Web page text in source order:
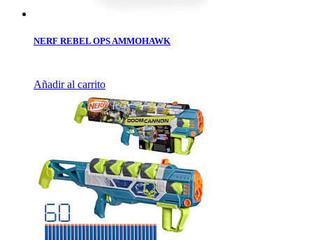
NERF REBEL OPS AMMOHAWK
Añadir al carrito